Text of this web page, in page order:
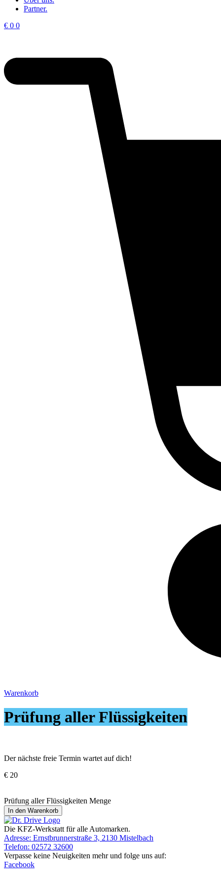
Partner.
€ 0 0
Warenkorb
Prüfung aller Flüssigkeiten
Der nächste freie Termin wartet auf dich!
€ 20
Prüfung aller Flüssigkeiten Menge
In den Warenkorb
Die KFZ-Werkstatt für alle Automarken.
Adresse: Ernstbrunnerstraße 3, 2130 Mistelbach
Telefon: 02572 32600
Verpasse keine Neuigkeiten mehr und folge uns auf:
Facebook